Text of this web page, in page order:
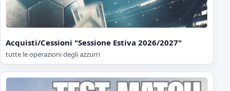
Acquisti/Cessioni "Sessione Estiva 2026/2027"
tutte le operazioni degli azzurri